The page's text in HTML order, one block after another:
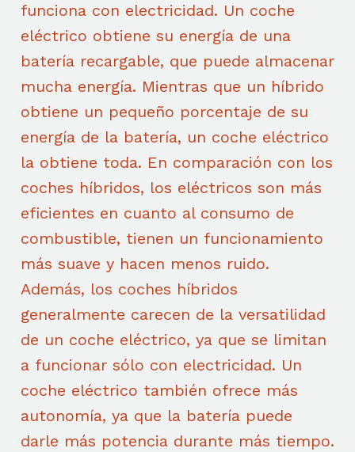
funciona con electricidad. Un coche
eléctrico obtiene su energía de una
batería recargable, que puede almacenar
mucha energía. Mientras que un híbrido
obtiene un pequeño porcentaje de su
energía de la batería, un coche eléctrico
la obtiene toda. En comparación con los
coches híbridos, los eléctricos son más
eficientes en cuanto al consumo de
combustible, tienen un funcionamiento
más suave y hacen menos ruido.
Además, los coches híbridos
generalmente carecen de la versatilidad
de un coche eléctrico, ya que se limitan
a funcionar sólo con electricidad. Un
coche eléctrico también ofrece más
autonomía, ya que la batería puede
darle más potencia durante más tiempo.